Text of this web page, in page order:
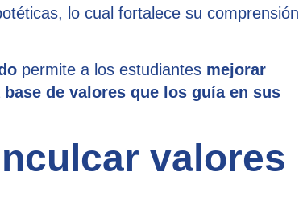
lo cual fortalece su comprensión
permite a los estudiantes mejorar
base de valores que los guía en sus
valores